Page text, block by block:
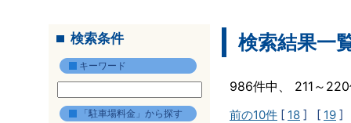
検索条件
キーワード
「駐車場料金」から探す
検索結果一
986件中、 211～
前の10件 [ 18 ] [ 19 ]